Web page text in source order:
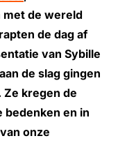
met de wereld
de dag af
van Sybille
de slag gingen
Ze kregen de
bedenken en in
onze